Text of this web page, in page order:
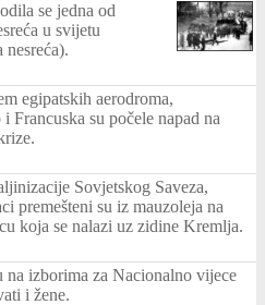
se jedna od
u svijetu
egipatskih aerodroma,
su počele napad na
Sovjetskog Saveza,
premešteni su iz mauzoleja na
koja se nalazi uz zidine Kremlja.
na izborima za Nacionalno vijece
i žene.